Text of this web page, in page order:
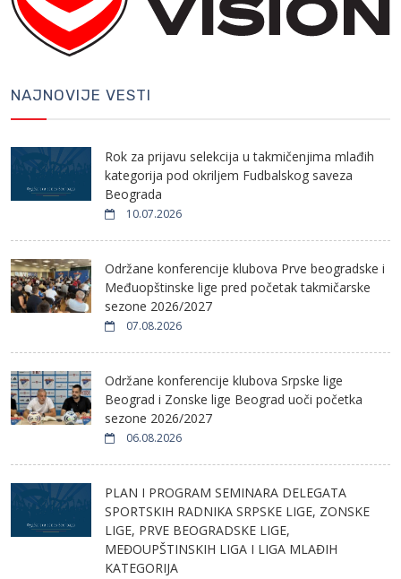
NAJNOVIJE VESTI
Rok za prijavu selekcija u takmičenjima mlađih
kategorija pod okriljem Fudbalskog saveza
Beograda
10.07.2026
Održane konferencije klubova Prve beogradske i
Međuopštinske lige pred početak takmičarske
sezone 2026/2027
07.08.2026
Održane konferencije klubova Srpske lige
Beograd i Zonske lige Beograd uoči početka
sezone 2026/2027
06.08.2026
PLAN I PROGRAM SEMINARA DELEGATA
SPORTSKIH RADNIKA SRPSKE LIGE, ZONSKE
LIGE, PRVE BEOGRADSKE LIGE,
MEĐOUPŠTINSKIH LIGA I LIGA MLAĐIH
KATEGORIJA